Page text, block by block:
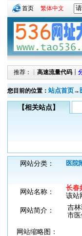
首页 繁体中文
推荐：┊ 高速流量代码 ┊
您目前的位置： 站点首页→
【相关站点】
网站分类： 医院
网站名称：
长春
该站
网站简介：
吉
市
网站缩略图：